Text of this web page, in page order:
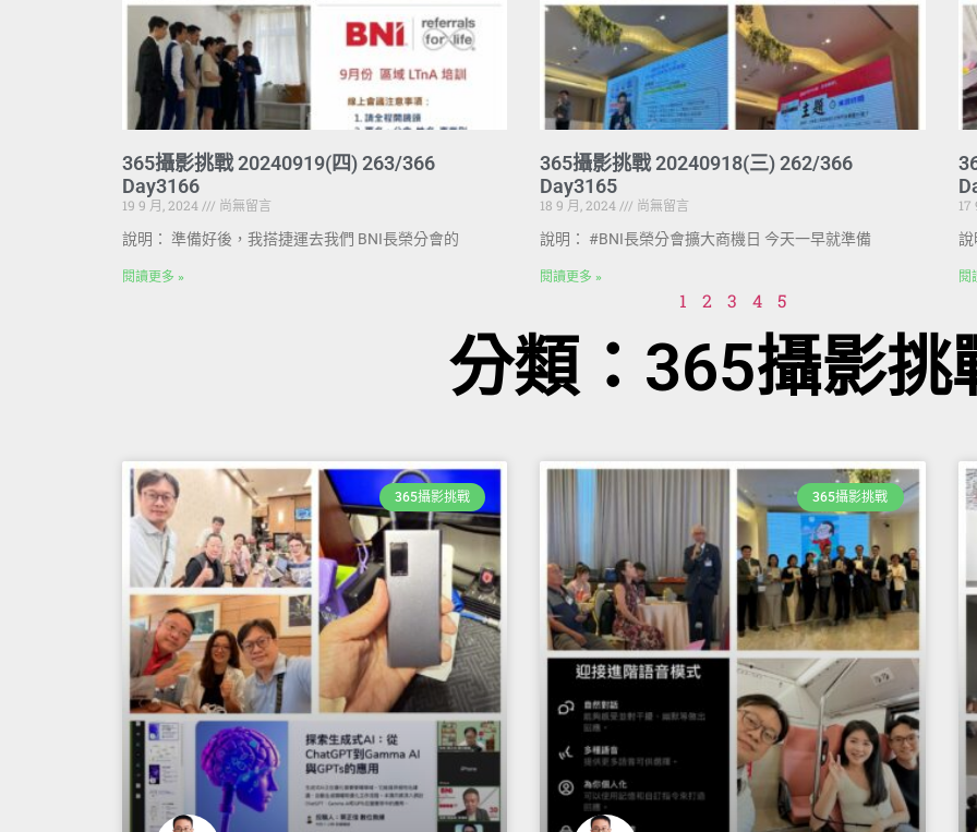
365攝影挑戰 20240919(四) 263/366
Day3166
19 9 月, 2024
尚無留言
說明： 準備好後，我搭捷運去我們 BNI長榮分會的
閱讀更多 »
365攝影挑戰 20240918(三) 262/366
Day3165
18 9 月, 2024
尚無留言
說明： #BNI長榮分會擴大商機日 今天一早就準備
閱讀更多 »
17
說
閱
1 2 3 4 5
分類：365攝影挑
365攝影挑戰 365攝影挑戰